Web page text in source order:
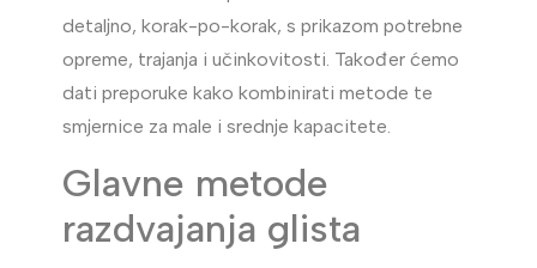
detaljno, korak-po-korak, s prikazom potrebne
opreme, trajanja i učinkovitosti. Također ćemo
dati preporuke kako kombinirati metode te
smjernice za male i srednje kapacitete.
Glavne metode
razdvajanja glista